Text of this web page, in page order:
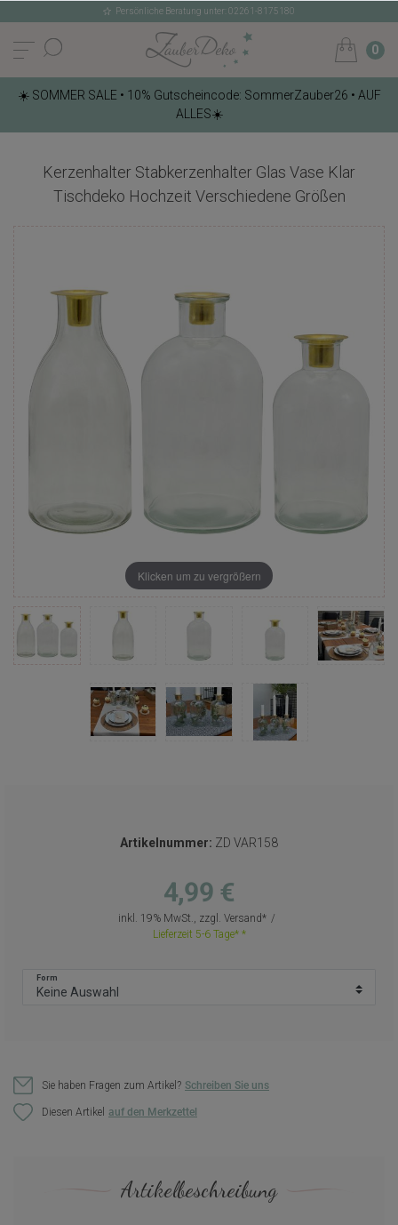
Persönliche Beratung unter: 02261-8175180
0
☀️ SOMMER SALE • 10% Gutscheincode: SommerZauber26 • AUF
ALLES☀️
Kerzenhalter Stabkerzenhalter Glas Vase Klar
Tischdeko Hochzeit Verschiedene Größen
Klicken um zu vergrößern
Artikelnummer: ZD VAR158
4,99 €
inkl. 19% MwSt., zzgl. Versand
Lieferzeit 5-6 Tage*
Form
Sie haben Fragen zum Artikel? Schreiben Sie uns
Diesen Artikel
Artikelbeschreibung